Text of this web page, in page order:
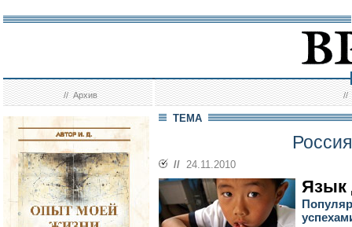
//Архив //
ТЕМА
// 24.11.2010
Язык